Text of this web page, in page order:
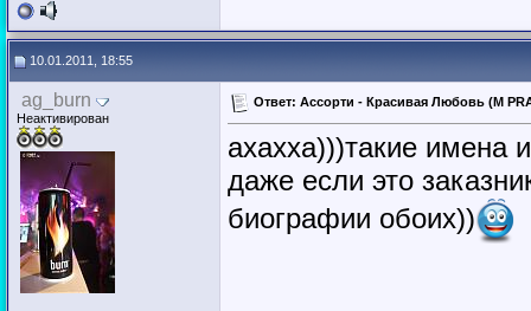
10.01.2011, 18:55
ag_burn
Неактивирован
Ответ: Ассорти - Красивая Любовь (M
ахахха)))такие имена
даже если это
биографии обоих))